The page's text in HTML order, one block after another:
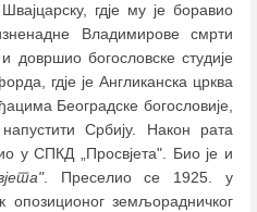
гдје му је боравио
Владимирове смрти
довршио богословске студије
гдје је Англиканска црква
Београдске богословије,
Србију. Након рата
у СПКД „Просвјета". Био је и
. Преселио се 1925. у
опозиционог земљорадничког